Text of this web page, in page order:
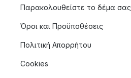
Παρακολουθείστε το δέμα σας
Όροι και Προϋποθέσεις
Πολιτική Απορρήτου
Cookies